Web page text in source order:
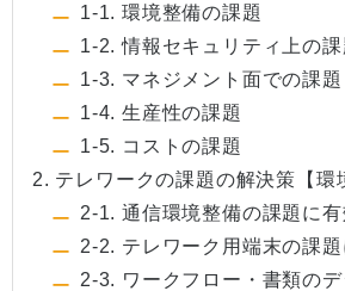
1-1. 環境整備の課題
1-2. 情報セキュリティ上の課
1-3. マネジメント面での課題
1-4. 生産性の課題
1-5. コストの課題
2. テレワークの課題の解決策【環
2-1. 通信環境整備の課題に
2-2. テレワーク用端末の課
2-3. ワークフロー・書類の